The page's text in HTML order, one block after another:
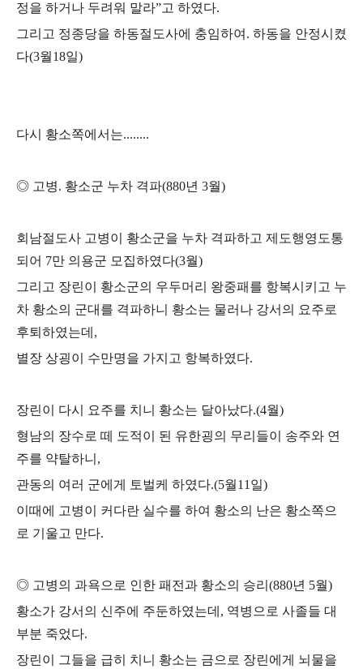
정을 하거나 두려워 말라”고 하였다.
그리고 정종당을 하동절도사에 충임하여 . 하동을 안정시켰
다(3월18일)
다시 황소쪽에서는........
◎ 고병. 황소군 누차 격파(880년 3월)
회남절도사 고병이 황소군을 누차 격파하고 제도행영도통
되어 7만 의용군 모집하였다(3월)
그리고 장린이 황소군의 우두머리 왕중패를 항복시키고 누
차 황소의 군대를 격파하니 황소는 물러나 강서의 요주로
후퇴하였는데 ,
별장 상굉이 수만명을 가지고 항복하였다.
장린이 다시 요주를 치니 황소는 달아났다.(4월)
형남의 장수로 떼 도적이 된 유한굉의 무리들이 송주와 연
주를 약탈하니 ,
관동의 여러 군에게 토벌케 하였다.(5월11 일)
이때에 고병이 커다란 실수를 하여 황소의 난은 황소쪽으
로 기울고 만다.
◎ 고병의 과욕으로 인한 패전과 황소의 승리 (880년 5월)
황소가 강서의 신주에 주둔하였는데 , 역병으로 사졸들 대
부분 죽었다.
장린이 그들을 급히 치니 황소는 금으로 장린에게 뇌물을